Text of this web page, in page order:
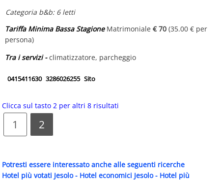
Categoria b&b: 6 letti
Tariffa Minima Bassa StagioneMatrimoniale € 70 (35.00 € per
persona)
Tra i servizi -climatizzatore, parcheggio
0415411630 3286026255 Sito
Clicca sul tasto 2 per altri 8 risultati
1 2
Potresti essere interessato anche alle seguenti ricerche
Hotel più votati Jesolo- Hotel economici Jesolo- Hotel più